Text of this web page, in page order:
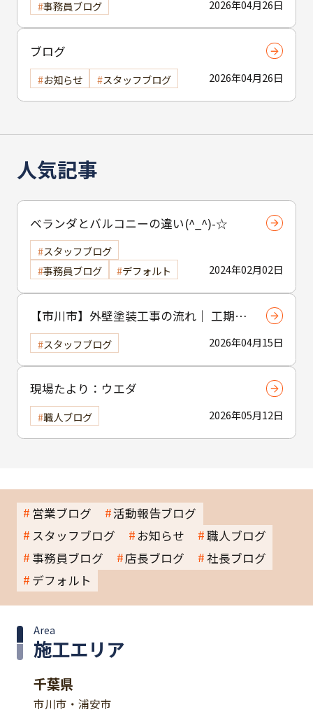
2026年04月26日
事務員ブログ
ブログ
2026年04月26日
お知らせ スタッフブログ
人気記事
ベランダとバルコニーの違い(^_^)-☆
2024年02月02日
スタッフブログ
事務員ブログ
デフォルト
【市川市】外壁塗装工事の流れ｜ 工期・
工程・作業内容をわかりやすく解説2026年04月15日
スタッフブログ
現場たより：ウエダ
2026年05月12日
職人ブログ
営業ブログ
活動報告ブログ
スタッフブログ
お知らせ
職人ブログ
事務員ブログ
店長ブログ
社長ブログ
デフォルト
施工エリア
Area
千葉県
市川市・浦安市